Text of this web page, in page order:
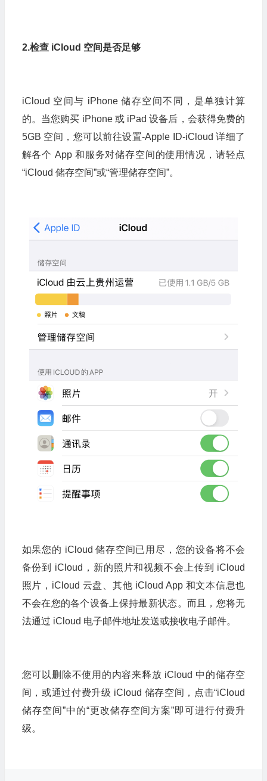
2.检查 iCloud 空间是否足够
iCloud 空间与 iPhone 储存空间不同，是单独计算
的。当您购买 iPhone 或 iPad 设备后，会获得免费的
5GB 空间，您可以前往设置-Apple ID-iCloud 详细了
解各个 App 和服务对储存空间的使用情况，请轻点
“iCloud 储存空间”或“管理储存空间”。
如果您的 iCloud 储存空间已用尽，您的设备将不会
备份到 iCloud，新的照片和视频不会上传到 iCloud
照片，iCloud 云盘、其他 iCloud App 和文本信息也
不会在您的各个设备上保持最新状态。而且，您将无
法通过 iCloud 电子邮件地址发送或接收电子邮件。
您可以删除不使用的内容来释放 iCloud 中的储存空
间，或通过付费升级 iCloud 储存空间，点击“iCloud
储存空间”中的“更改储存空间方案”即可进行付费升
级。